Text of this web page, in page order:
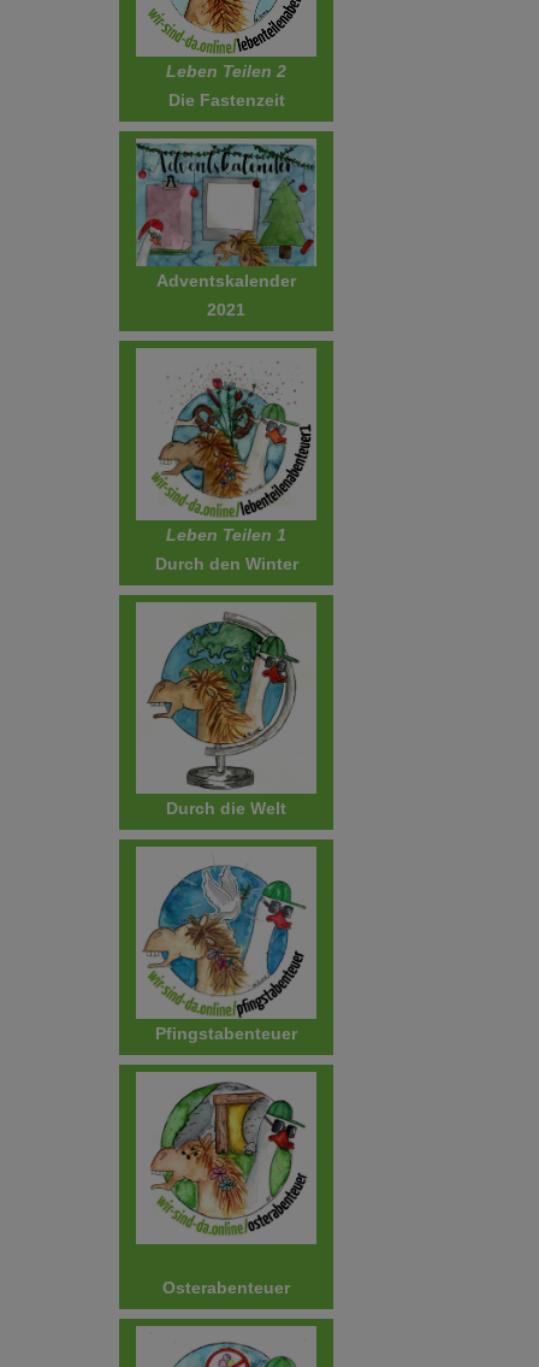
Leben Teilen 2
Die Fastenzeit
Adventskalender
2021
Leben Teilen 1
Durch den Winter
Durch die Welt
Pfingstabenteuer
Osterabenteuer